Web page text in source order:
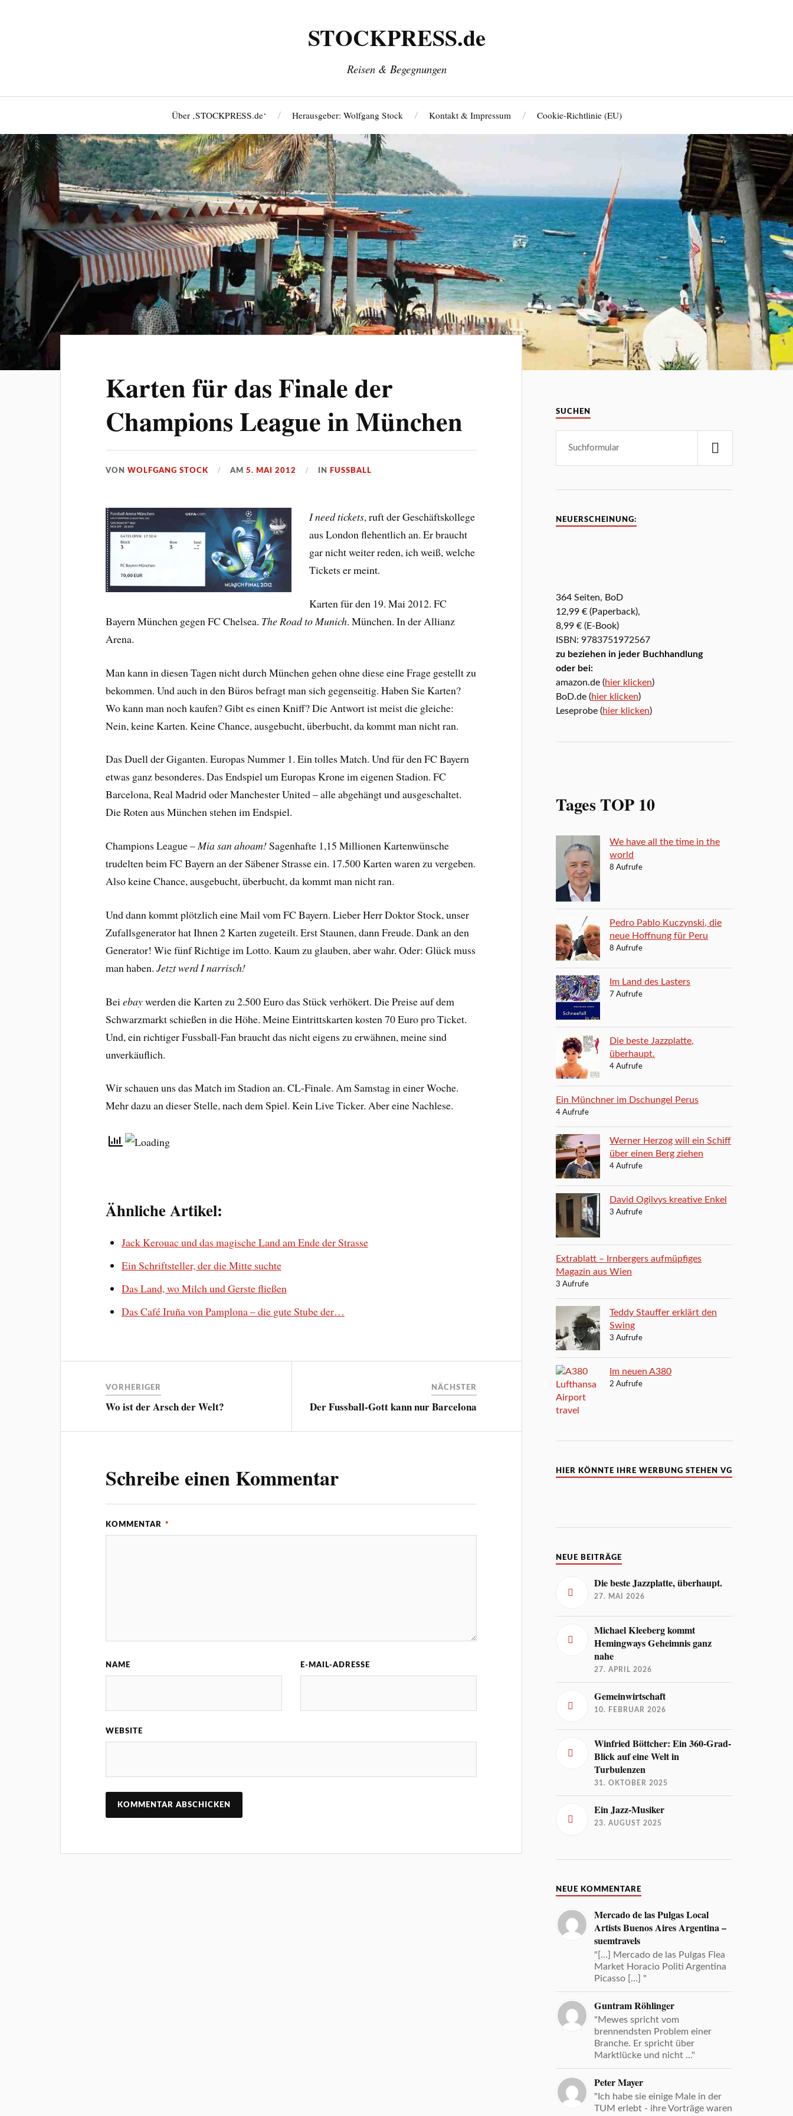
STOCKPRESS.de
Reisen & Begegnungen
Über ‚STOCKPRESS.de‘ Herausgeber: Wolfgang Stock Kontakt & Impressum Cookie-Richtlinie (EU)
Karten für das Finale der
Champions League in München
VONWOLFGANG STOCK AM5. MAI 2012 IN FUSSBALL
I need tickets, ruft der Geschäftskollege
aus London flehentlich an. Er braucht
gar nicht weiter reden, ich weiß, welche
Tickets er meint.
Karten für den 19. Mai 2012. FC
Bayern München gegen FC Chelsea. The Road to Munich. München. In der Allianz
Arena.
Man kann in diesen Tagen nicht durch München gehen ohne diese eine Frage gestellt zu
bekommen. Und auch in den Büros befragt man sich gegenseitig. Haben Sie Karten?
Wo kann man noch kaufen? Gibt es einen Kniff? Die Antwort ist meist die gleiche:
Nein, keine Karten. Keine Chance, ausgebucht, überbucht, da kommt man nicht ran.
Das Duell der Giganten. Europas Nummer 1. Ein tolles Match. Und für den FC Bayern
etwas ganz besonderes. Das Endspiel um Europas Krone im eigenen Stadion. FC
Barcelona, Real Madrid oder Manchester United – alle abgehängt und ausgeschaltet.
Die Roten aus München stehen im Endspiel.
Champions League –Mia san ahoam!Sagenhafte 1,15 Millionen Kartenwünsche
trudelten beim FC Bayern an der Säbener Strasse ein. 17.500 Karten waren zu vergeben.
Also keine Chance, ausgebucht, überbucht, da kommt man nicht ran.
Und dann kommt plötzlich eine Mail vom FC Bayern. Lieber Herr Doktor Stock, unser
Zufallsgenerator hat Ihnen 2 Karten zugeteilt. Erst Staunen, dann Freude. Dank an den
Generator! Wie fünf Richtige im Lotto. Kaum zu glauben, aber wahr. Oder: Glück muss
man haben.Jetzt werd I narrisch!
Beiebaywerden die Karten zu 2.500 Euro das Stück verhökert. Die Preise auf dem
Schwarzmarkt schießen in die Höhe. Meine Eintrittskarten kosten 70 Euro pro Ticket.
Und, ein richtiger Fussball-Fan braucht das nicht eigens zu erwähnen, meine sind
unverkäuflich.
Wir schauen uns das Match im Stadion an. CL-Finale. Am Samstag in einer Woche.
Mehr dazu an dieser Stelle, nach dem Spiel. Kein Live Ticker. Aber eine Nachlese.
Ähnliche Artikel:
Jack Kerouac und das magische Land am Ende der Strasse
Ein Schriftsteller, der die Mitte suchte
Das Land, wo Milch und Gerste fließen
Das Café Iruña von Pamplona – die gute Stube der…
VORHERIGER
Wo ist der Arsch der Welt?
NÄCHSTER
Der Fussball-Gott kann nur Barcelona
Schreibe einen Kommentar
KOMMENTAR *
NAME E-MAIL-ADRESSE
WEBSITE
SUCHEN
NEUERSCHEINUNG:
364 Seiten, BoD
12,99 € (Paperback),
8,99 € (E-Book)
ISBN: 9783751972567
zu beziehen in jeder Buchhandlung
oder bei:
amazon.de (hier klicken)
BoD.de (hier klicken)
Leseprobe (hier klicken)
Tages TOP 10
We have all the time in the
world
8 Aufrufe
Pedro Pablo Kuczynski, die
neue Hoffnung für Peru
8 Aufrufe
Im Land des Lasters
7 Aufrufe
Die beste Jazzplatte,
überhaupt.
4 Aufrufe
Ein Münchner im Dschungel Perus
4 Aufrufe
Werner Herzog will ein Schiff
über einen Berg ziehen
4 Aufrufe
David Ogilvys kreative Enkel
3 Aufrufe
Extrablatt – Irnbergers aufmüpfiges
Magazin aus Wien
3 Aufrufe
Teddy Stauffer erklärt den
Swing
3 Aufrufe
Im neuen A380
2 Aufrufe
HIER KÖNNTE IHRE WERBUNG STEHEN VG
NEUE BEITRÄGE
Die beste Jazzplatte, überhaupt.
27. MAI 2026
Michael Kleeberg kommt
Hemingways Geheimnis ganz
nahe
27. APRIL 2026
Gemeinwirtschaft
10. FEBRUAR 2026
Winfried Böttcher: Ein 360-Grad-
Blick auf eine Welt in
Turbulenzen
31. OKTOBER 2025
Ein Jazz-Musiker
23. AUGUST 2025
NEUE KOMMENTARE
Mercado de las Pulgas Local
Artists Buenos Aires Argentina –
suemtravels
"[…] Mercado de las Pulgas Flea
Market Horacio Politi Argentina
Picasso […] "
Guntram Röhlinger
"Mewes spricht vom
brennendsten Problem einer
Branche. Er spricht über
Marktlücke und nicht ..."
Peter Mayer
"Ich habe sie einige Male in der
TUM erlebt - ihre Vorträge waren